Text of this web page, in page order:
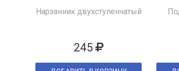
Нарзанник двухступенчатый
245